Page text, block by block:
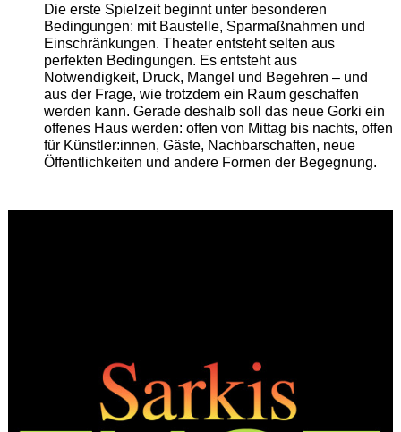
Die erste Spielzeit beginnt unter besonderen
Bedingungen: mit Baustelle, Sparmaßnahmen und
Einschränkungen. Theater entsteht selten aus
perfekten Bedingungen. Es entsteht aus
Notwendigkeit, Druck, Mangel und Begehren – und
aus der Frage, wie trotzdem ein Raum geschaffen
werden kann. Gerade deshalb soll das neue Gorki ein
offenes Haus werden: offen von Mittag bis nachts, offen
für Künstler:innen, Gäste, Nachbarschaften, neue
Öffentlichkeiten und andere Formen der Begegnung.